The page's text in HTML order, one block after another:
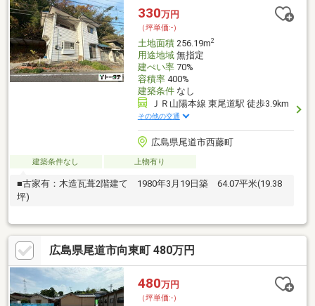
用がかかるのかしら？ ・マンションと戸建はどちらがいいの？ ・
他にも借入があるけど、住宅ローンが組めるか不安だわ…など お
気軽にお問い合わせください。
330万円
（坪単価:-）
土地面積256.19m2
用途地域無指定
建ぺい率70%
容積率400%
建築条件なし
ＪＲ山陽本線 東尾道駅 徒歩3.9km
その他の交通
広島県尾道市西藤町
建築条件なし 上物有り
■古家有：木造瓦葺2階建て 1980年3月19日築 64.07平米(19.38
坪)
広島県尾道市向東町 480万円
480万円
（坪単価:-）